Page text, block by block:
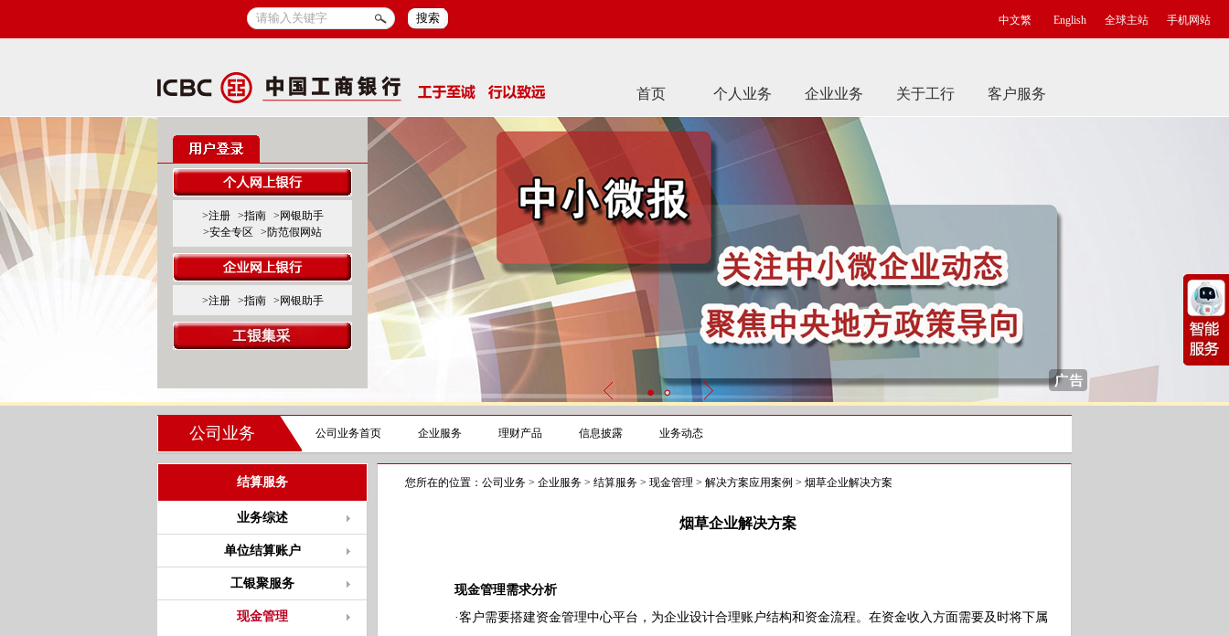
搜索 中文繁 English 全球主站 手机网站
首页 个人业务 企业业务 关于工行 客户服务
>注册 >指南
>网银助手
>安全专区
>防范假网站
>注册 >指南 >网银助手
公司业务 公司业务首页 企业服务 理财产品 信息披露 业务动态
结算服务
业务综述
单位结算账户
工银聚服务
现金管理
您所在的位置： 公司业务 > 企业服务 > 结算服务 > 现金管理 > 解决方案应用案例 > 烟草企业解决方案
烟草企业解决方案
现金管理需求分析
·客户需要搭建资金管理中心平台，为企业设计合理账户结构和资金流程。在资金收入方面需要及时将下属